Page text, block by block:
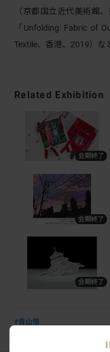
（京都国立近代美術館
「Unfolding: Fabric of
Textile、香港、2019）な
Related Exhibition
会期終了
会期終了
会期終了
#青山悟